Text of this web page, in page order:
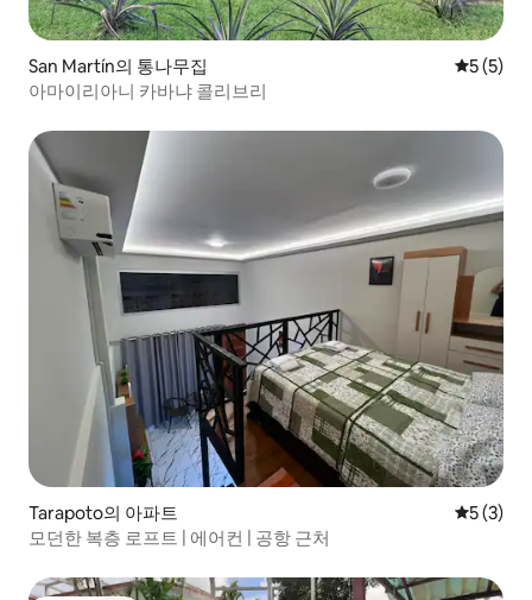
San Martín의 통나무집 평점 5점
5 (5)
아마이리아니 카바냐 콜리브리
Tarapoto의 아파트 평점 5점
5 (3)
모던한 복층 로프트 | 에어컨 | 공항 근처